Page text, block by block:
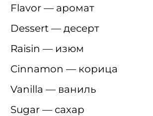
Flavor — аромат
Dessert — десерт
Raisin — изюм
Cinnamon — корица
Vanilla — ваниль
Sugar — сахар